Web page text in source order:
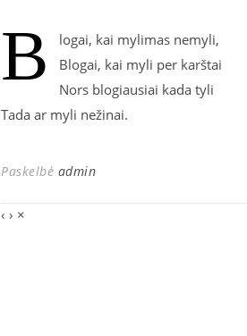
B
logai, kai mylimas nemyli,
Blogai, kai myli per karštai
Nors blogiausiai kada tyli
Tada ar myli nežinai.
Paskelbė admin
‹ › ×